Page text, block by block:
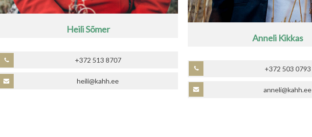
Heili Sõmer
+372 513 8707
heili@kahh.ee
Anneli Kikkas
+372 503 0793
anneli@kahh.ee